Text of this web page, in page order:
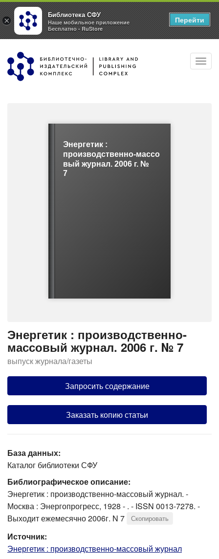
Перейти
основному
Энергетик :
производственно-массо
вый журнал. 2006 г. №
7
Энергетик : производственно-
массовый журнал. 2006 г. № 7
выпуск журнала/газеты
Запросить содержание
Заказать копию статьи
База данных:
Каталог библиотеки СФУ
Библиографическое описание:
Энергетик : производственно-массовый журнал. -
Москва : Энергопрогресс, 1928 - . - ISSN 0013-7278. -
Выходит ежемесячно 2006г. N 7
Скопировать
Источник:
Энергетик : производственно-массовый журнал
×
Библиотека СФУ
Наше мобильное приложение
Бесплатно - RuStore
Перейти